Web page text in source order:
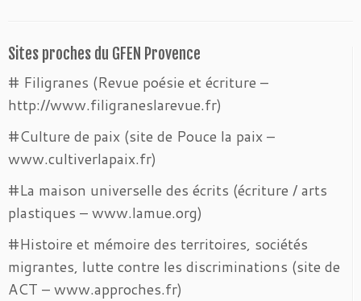
Sites proches du GFEN Provence
# Filigranes (Revue poésie et écriture –
http://www.filigraneslarevue.fr)
#Culture de paix (site de Pouce la paix –
www.cultiverlapaix.fr)
#La maison universelle des écrits (écriture / arts
plastiques – www.lamue.org)
#Histoire et mémoire des territoires, sociétés
migrantes, lutte contre les discriminations (site de
ACT – www.approches.fr)